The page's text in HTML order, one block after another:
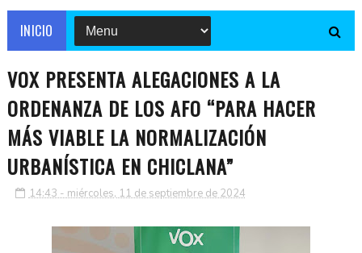
INICIO
VOX PRESENTA ALEGACIONES A LA
ORDENANZA DE LOS AFO “PARA HACER
MÁS VIABLE LA NORMALIZACIÓN
URBANÍSTICA EN CHICLANA”
14:43 - miércoles, 11 de septiembre de 2024